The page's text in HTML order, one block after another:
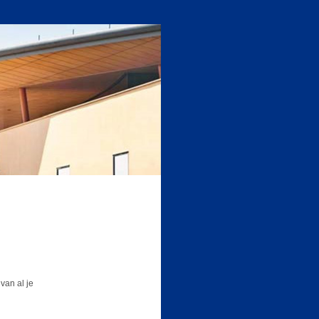
al je